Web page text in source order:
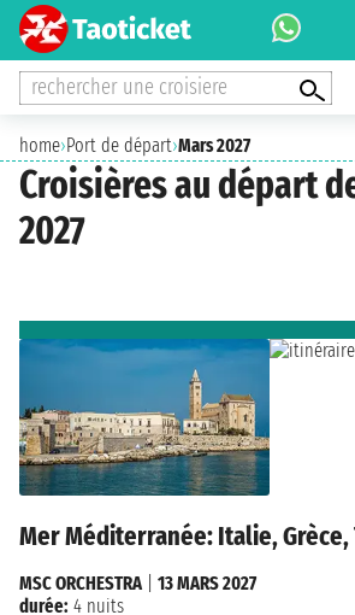
rechercher une croisiere
home›Port de départ›Mars 2027
Croisières au départ
2027
Mer Méditerranée: Italie, Grèce,
MSC ORCHESTRA
13 MARS 2027
durée: 4 nuits